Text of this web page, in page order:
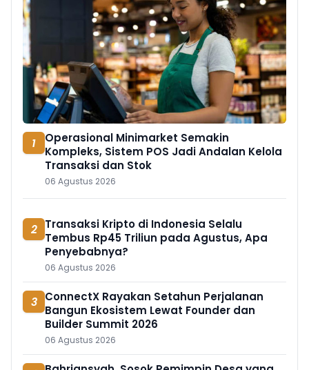
1
Operasional Minimarket Semakin
Kompleks, Sistem POS Jadi Andalan Kelola
Transaksi dan Stok
06 Agustus 2026
2 Transaksi Kripto di Indonesia Selalu
Tembus Rp45 Triliun pada Agustus, Apa
Penyebabnya?
06 Agustus 2026
3 ConnectX Rayakan Setahun Perjalanan
Bangun Ekosistem Lewat Founder dan
Builder Summit 2026
06 Agustus 2026